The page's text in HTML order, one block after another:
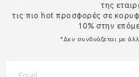
της
τις πιο hot προσφορές σε
10% στην
*Δεν συνδυάζεται με